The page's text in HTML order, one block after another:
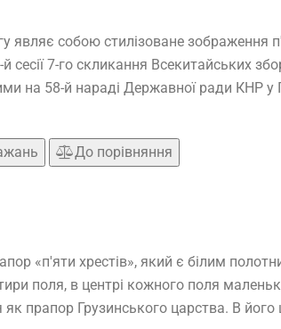
являє собою стилізоване зображення
сесії 7-го скликання Всекитайських
на 58-й нараді Державної ради КНР у
До порівняння
«п'яти хрестів», який є білим
поля, в центрі кожного поля
прапор Грузинського царства. В його